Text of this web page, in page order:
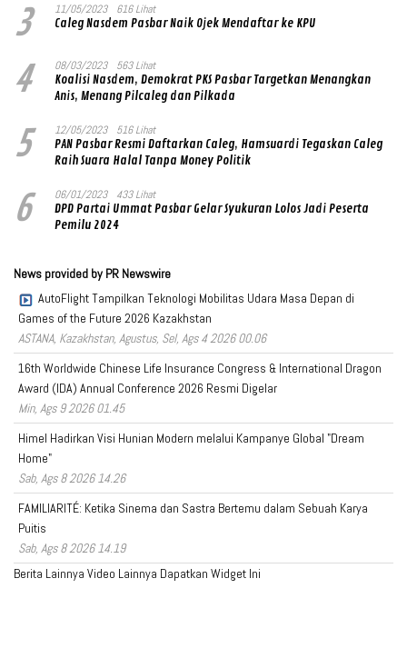
3 11/05/2023 616 Lihat
Caleg Nasdem Pasbar Naik Ojek Mendaftar ke KPU
4 08/03/2023 563 Lihat
Koalisi Nasdem, Demokrat PKS Pasbar Targetkan Menangkan
Anis, Menang Pilcaleg dan Pilkada
5 12/05/2023 516 Lihat
PAN Pasbar Resmi Daftarkan Caleg, Hamsuardi Tegaskan Caleg
Raih Suara Halal Tanpa Money Politik
6 06/01/2023 433 Lihat
DPD Partai Ummat Pasbar Gelar Syukuran Lolos Jadi Peserta
Pemilu 2024
News provided by PR Newswire
AutoFlight Tampilkan Teknologi Mobilitas Udara Masa Depan di
Games of the Future 2026 Kazakhstan
ASTANA, Kazakhstan, Agustus, Sel, Ags 4 2026 00.06
16th Worldwide Chinese Life Insurance Congress & International Dragon
Award (IDA) Annual Conference 2026 Resmi Digelar
Min, Ags 9 2026 01.45
Himel Hadirkan Visi Hunian Modern melalui Kampanye Global "Dream
Home"
Sab, Ags 8 2026 14.26
FAMILIARITÉ: Ketika Sinema dan Sastra Bertemu dalam Sebuah Karya
Puitis
Sab, Ags 8 2026 14.19
Berita Lainnya Video Lainnya Dapatkan Widget Ini